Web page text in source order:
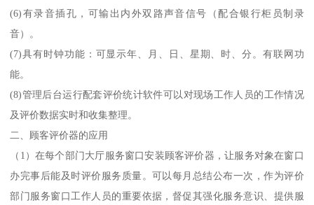
(6)有录音插孔，可输出内外双路声音信号（配合银行柜员制录
音）。
(7)具有时钟功能：可显示年、月、日、星期、时、分。有联网功
能。
(8)管理后台运行配套评价统计软件可以对现场工作人员的工作情况
及评价数据实时和收集整理。
二、顾客评价器的应用
（1）在每个部门大厅服务窗口安装顾客评价器，让服务对象在窗口
办完事后能及时评价服务质量。可以每月总结公布一次，作为评价
部门服务窗口工作人员的重要依据，督促其强化服务意识、提供服